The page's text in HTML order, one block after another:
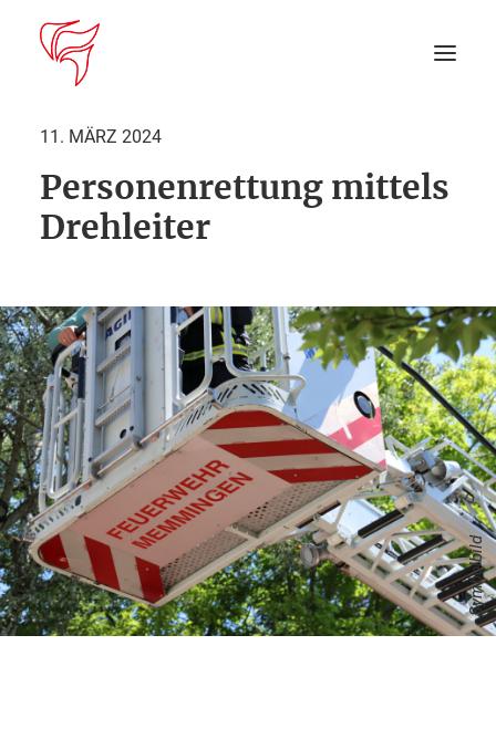
Startseite
DEIN EINSATZ
Suche
11. MÄRZ 2024
Personenrettung mittels
Drehleiter
Symbolbild